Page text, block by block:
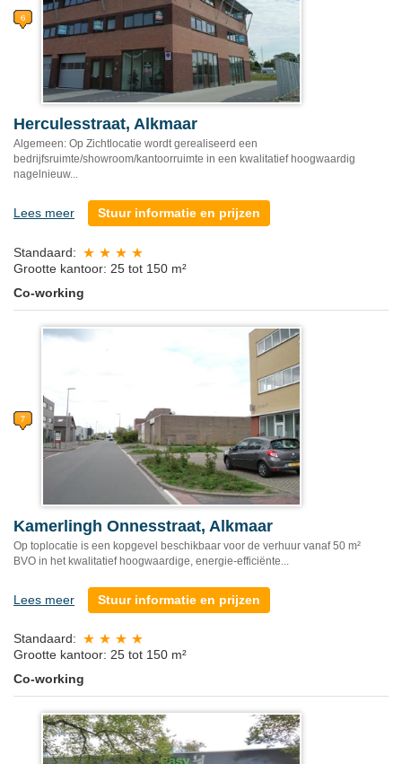
Herculesstraat, Alkmaar
Algemeen: Op Zichtlocatie wordt gerealiseerd een
bedrijfsruimte/showroom/kantoorruimte in een kwalitatief hoogwaardig
nagelnieuw...
Lees meer Stuur informatie en prijzen
Standaard:
Grootte kantoor: 25 tot 150 m²
Co-working
Kamerlingh Onnesstraat, Alkmaar
Op toplocatie is een kopgevel beschikbaar voor de verhuur vanaf 50 m²
BVO in het kwalitatief hoogwaardige, energie-efficiënte...
Lees meer Stuur informatie en prijzen
Standaard:
Grootte kantoor: 25 tot 150 m²
Co-working